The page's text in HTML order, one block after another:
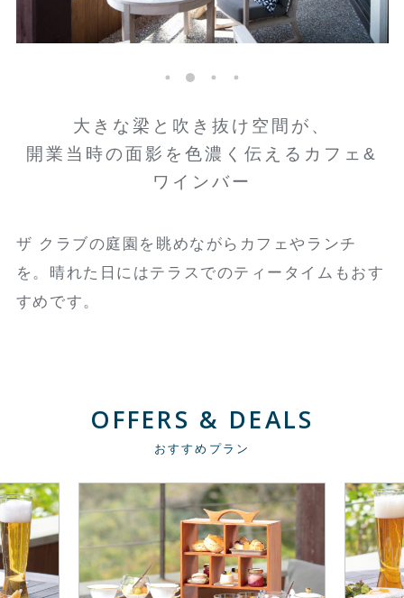
大きな梁と吹き抜け空間が、
開業当時の面影を色濃く伝えるカフェ&
ワインバー
ザ クラブの庭園を眺めながらカフェやランチ
を。晴れた日にはテラスでのティータイムもおす
すめです。
OFFERS & DEALS
おすすめプラン